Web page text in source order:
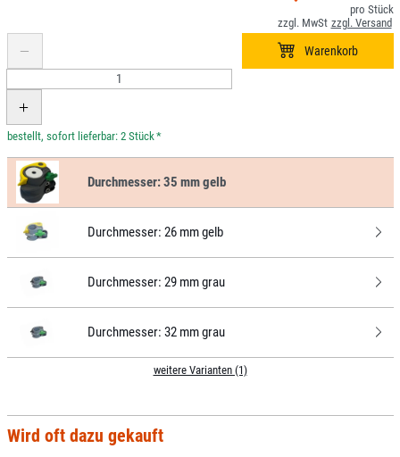
*
Durchmesser:35 mm gelb
Durchmesser: 26 mm gelb
Durchmesser: 29 mm grau
Durchmesser: 32 mm grau
weitere Varianten (1)
Wird oft dazu gekauft